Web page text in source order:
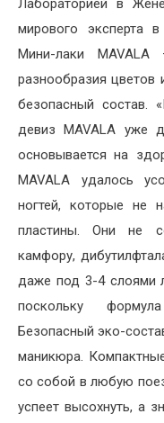
Лабораторией в
мирового эксперта
Мини-лаки
разнообразия цветов
безопасный состав.
девиз MAVALA уже
основывается на
MAVALA удалось
ногтей, которые не
пластины. Они не
камфору,
даже под 3-4 слоями
поскольку
Безопасный эко-
маникюра.
со собой в любую
успеет высохнуть, а